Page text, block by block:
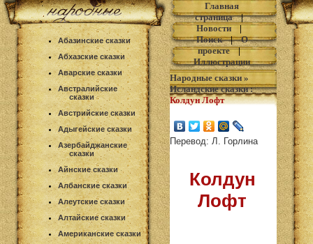
Абазинские сказки
Абхазские сказки
Аварские сказки
Австралийские
сказки
Австрийские сказки
Адыгейские сказки
Азербайджанские
сказки
Айнские сказки
Албанские сказки
Алеутские сказки
Алтайские сказки
Американские сказки
Главная
страница|
Новости|
Поиск|О
проекте|
Иллюстрации
Народные сказки »
Исландские сказки:
Колдун Лофт
Перевод: Л. Горлина
Колдун
Лофт